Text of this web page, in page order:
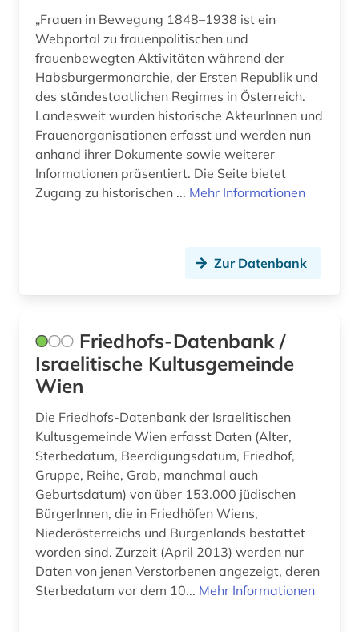
familienforschung (1)
feuilleton (1)
film (3)
filmplakate (1)
filmschaffender (1)
findbuch (1)
firma (5)
firmenbuch (1)
firmendaten (3)
firmendatenbank (1)
firmeninformation (1)
firmenkontaktdaten (1)
formularsammlung (1)
„Frauen in Bewegung 1848–1938 ist ein
Webportal zu frauenpolitischen und
frauenbewegten Aktivitäten während der
Habsburgermonarchie, der Ersten Republik und
des ständestaatlichen Regimes in Österreich.
Landesweit wurden historische AkteurInnen und
Frauenorganisationen erfasst und werden nun
anhand ihrer Dokumente sowie weiterer
Informationen präsentiert. Die Seite bietet
Zugang zu historischen ... Mehr Informationen
Zur Datenbank
Friedhofs-Datenbank /
Israelitische Kultusgemeinde
Wien
Die Friedhofs-Datenbank der Israelitischen
Kultusgemeinde Wien erfasst Daten (Alter,
Sterbedatum, Beerdigungsdatum, Friedhof,
Gruppe, Reihe, Grab, manchmal auch
Geburtsdatum) von über 153.000 jüdischen
BürgerInnen, die in Friedhöfen Wiens,
Niederösterreichs und Burgenlands bestattet
worden sind. Zurzeit (April 2013) werden nur
Daten von jenen Verstorbenen angezeigt, deren
Sterbedatum vor dem 10... Mehr Informationen